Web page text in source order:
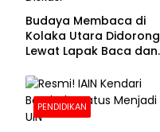
Budaya Membaca di
Kolaka Utara Didorong
Lewat Lapak Baca dan
PENDIDIKAN